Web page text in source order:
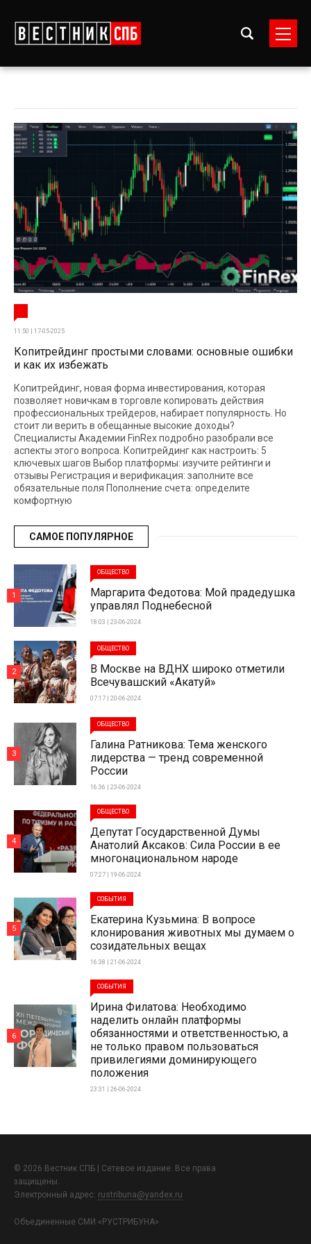
11:50 | 17-05-2025
Копитрейдинг простыми словами: основные ошибки
и как их избежать
Копитрейдинг, новая форма инвестирования, которая
позволяет новичкам в торговле копировать действия
профессиональных трейдеров, набирает популярность. Но
стоит ли верить в обещанные высокие доходы?
Специалисты Академии FinRex подробно разобрали все
аспекты этого вопроса. Копитрейдинг как настроить: 5
ключевых шагов Выбор платформы: изучите рейтинги и
отзывы Регистрация и верификация: заполните все
обязательные поля Пополнение счета: определите
комфортную
САМОЕ ПОПУЛЯРНОЕ
ОБЩЕСТВО
Маргарита Федотова: Мой прадедушка
управлял Поднебесной
18:03 | 23-06-2024
1
ОБЩЕСТВО
В Москве на ВДНХ широко отметили
Всечувашский «Акатуй»
07:17 | 20-06-2024
2
ОБЩЕСТВО
Галина Ратникова: Тема женского
лидерства — тренд современной
России
16:36 | 23-06-2024
3
ОБЩЕСТВО
Депутат Государственной Думы
Анатолий Аксаков: Сила России в ее
многонациональном народе
07:27 | 19-06-2024
4
СОБЫТИЯ
Екатерина Кузьмина: В вопросе
клонирования животных мы думаем о
созидательных вещах
16:38 | 21-06-2024
5
СОБЫТИЯ
Ирина Филатова: Необходимо
наделить онлайн платформы
обязанностями и ответственностью, а
не только правом пользоваться
привилегиями доминирующего
положения
23:31 | 26-06-2024
6
© 2026 Вестник СПБ | Сетевое издание. Все права
защищены.
Электронный адрес: rustribuna@yandex.ru
Объединенные СМИ «РУСТРИБУНА»